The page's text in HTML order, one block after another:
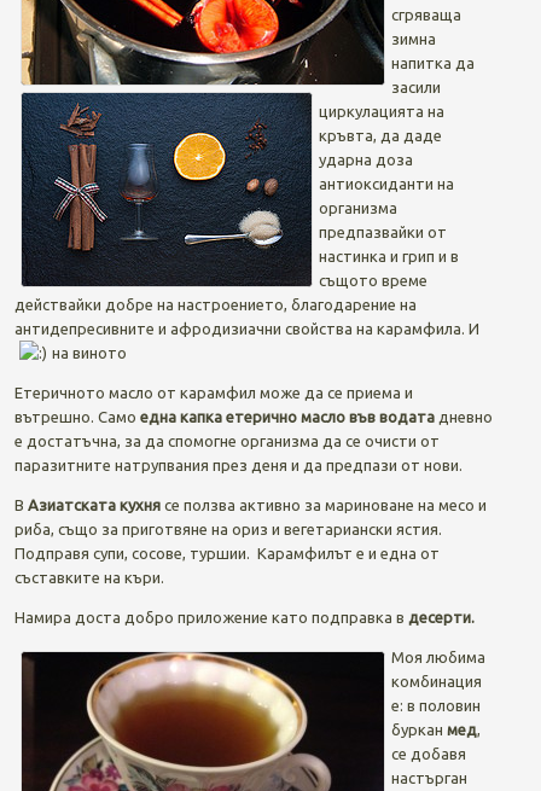
сгряваща
зимна
напитка да
засили
циркулацията на
кръвта, да даде
ударна доза
антиоксиданти на
организма
предпазвайки от
настинка и грип и в
същото време
действайки добре на настроението, благодарение на
антидепресивните и афродизиачни свойства на карамфила. И
на виното
Етеричното масло от карамфил може да се приема и
вътрешно. Само една капка етерично масло във водатадневно
е достатъчна, за да спомогне организма да се очисти от
паразитните натрупвания през деня и да предпази от нови.
В Азиатската кухнясе ползва активно за мариноване на месо и
риба, също за приготвяне на ориз и вегетариански ястия.
Подправя супи, сосове, туршии. Карамфилът е и една от
съставките на къри.
Намира доста добро приложение като подправка в десерти.
Моя любима
комбинация
е: в половин
буркан мед
се добавя
настърган